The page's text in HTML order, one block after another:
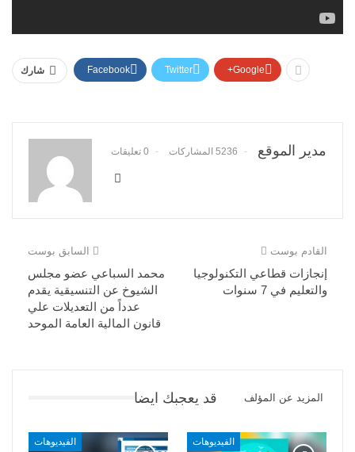
شارك Facebook Twitter Google+
مدير الموقع 5236 المشاركات 0 تعليقات
السابق بوست
محمد السباعي عضو مجلس
الشيوخ عن التنسيقية يقدم
عدداً من التعديلات علي
قانون المالية العامة الموحد
القادم بوست
إنجازات قطاعي التكنولوجيا
والتعليم في 7 سنوات
قد يعجبك ايضا المزيد عن المؤلف
الفيديوهات الفيديوهات